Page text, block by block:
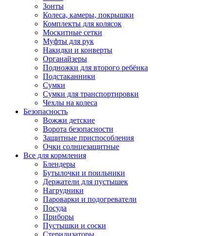
Зонты
Колеса, камеры, покрышки
Комплекты для колясок
Москитные сетки
Муфты для рук
Накидки и конверты
Органайзеры
Подножки для второго ребёнка
Подстаканники
Сумки
Сумки для транспортировки
Чехлы на колеса
Безопасность
Вожжи детские
Ворота безопасности
Защитные приспособления
Очки солнцезащитные
Все для кормления
Блендеры
Бутылочки и поильники
Держатели для пустышек
Нагрудники
Пароварки и подогреватели
Посуда
Приборы
Пустышки и соски
Стерилизаторы